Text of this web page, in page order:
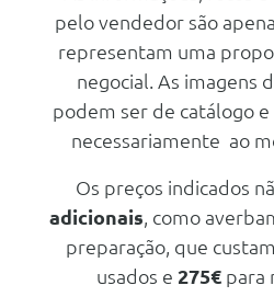
Triangulo E Estojo De Primeiros
Serviços Edrive
Performance Control
Manuais De Bordo Em Portugues
Serviços Connecteddrive
Pack De Arrumação
Velocimetro Em Km/H
Ajuste Da Coluna De Direcçao
pelo vendedor são
representam uma
negocial. As imagens
podem ser de catálogo
necessariamente ao
Os preços indicados
adicionais , como
preparação, que custam
usados e 275€ para